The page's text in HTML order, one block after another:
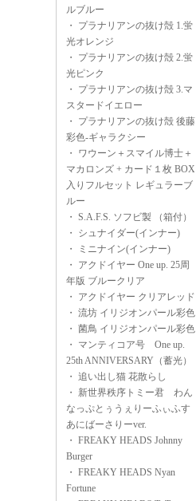
ルブルー
・ プラナリアンの抜け殻 1.蛍
光オレンジ
・ プラナリアンの抜け殻 2.蛍
光ピンク
・ プラナリアンの抜け殻 3.マ
スタードイエロー
・ プラナリアンの抜け殻 後藤
彩色-ギャラクシー
・ ワウーン＋スマイル博士＋
マカロンズ + カード１枚 BOX
入りフルセット レギュラーブ
ルー
・ S.A.F.S. ソフビ製 （箱付）
・ シュナイダー(インナー)
・
ミニナイン(インナー)
・ アクドイヤー One up. 25周
年版 ブルークリア
・ アクドイヤー クリアレッド
・ 流坊 イリジオンパール彩色
・ 菌鳥 イリジオンパール彩色
・ マンティコア号 One up.
25th ANNIVERSARY（蓄光）
・ 追い出し猫 花散らし
・ 新世界秩序トミー君 わん
なっぷとぅうぇりーふぃふす
あにばーさりーver.
・ FREAKY HEADS Johnny
Burger
・ FREAKY HEADS Nyan
Fortune